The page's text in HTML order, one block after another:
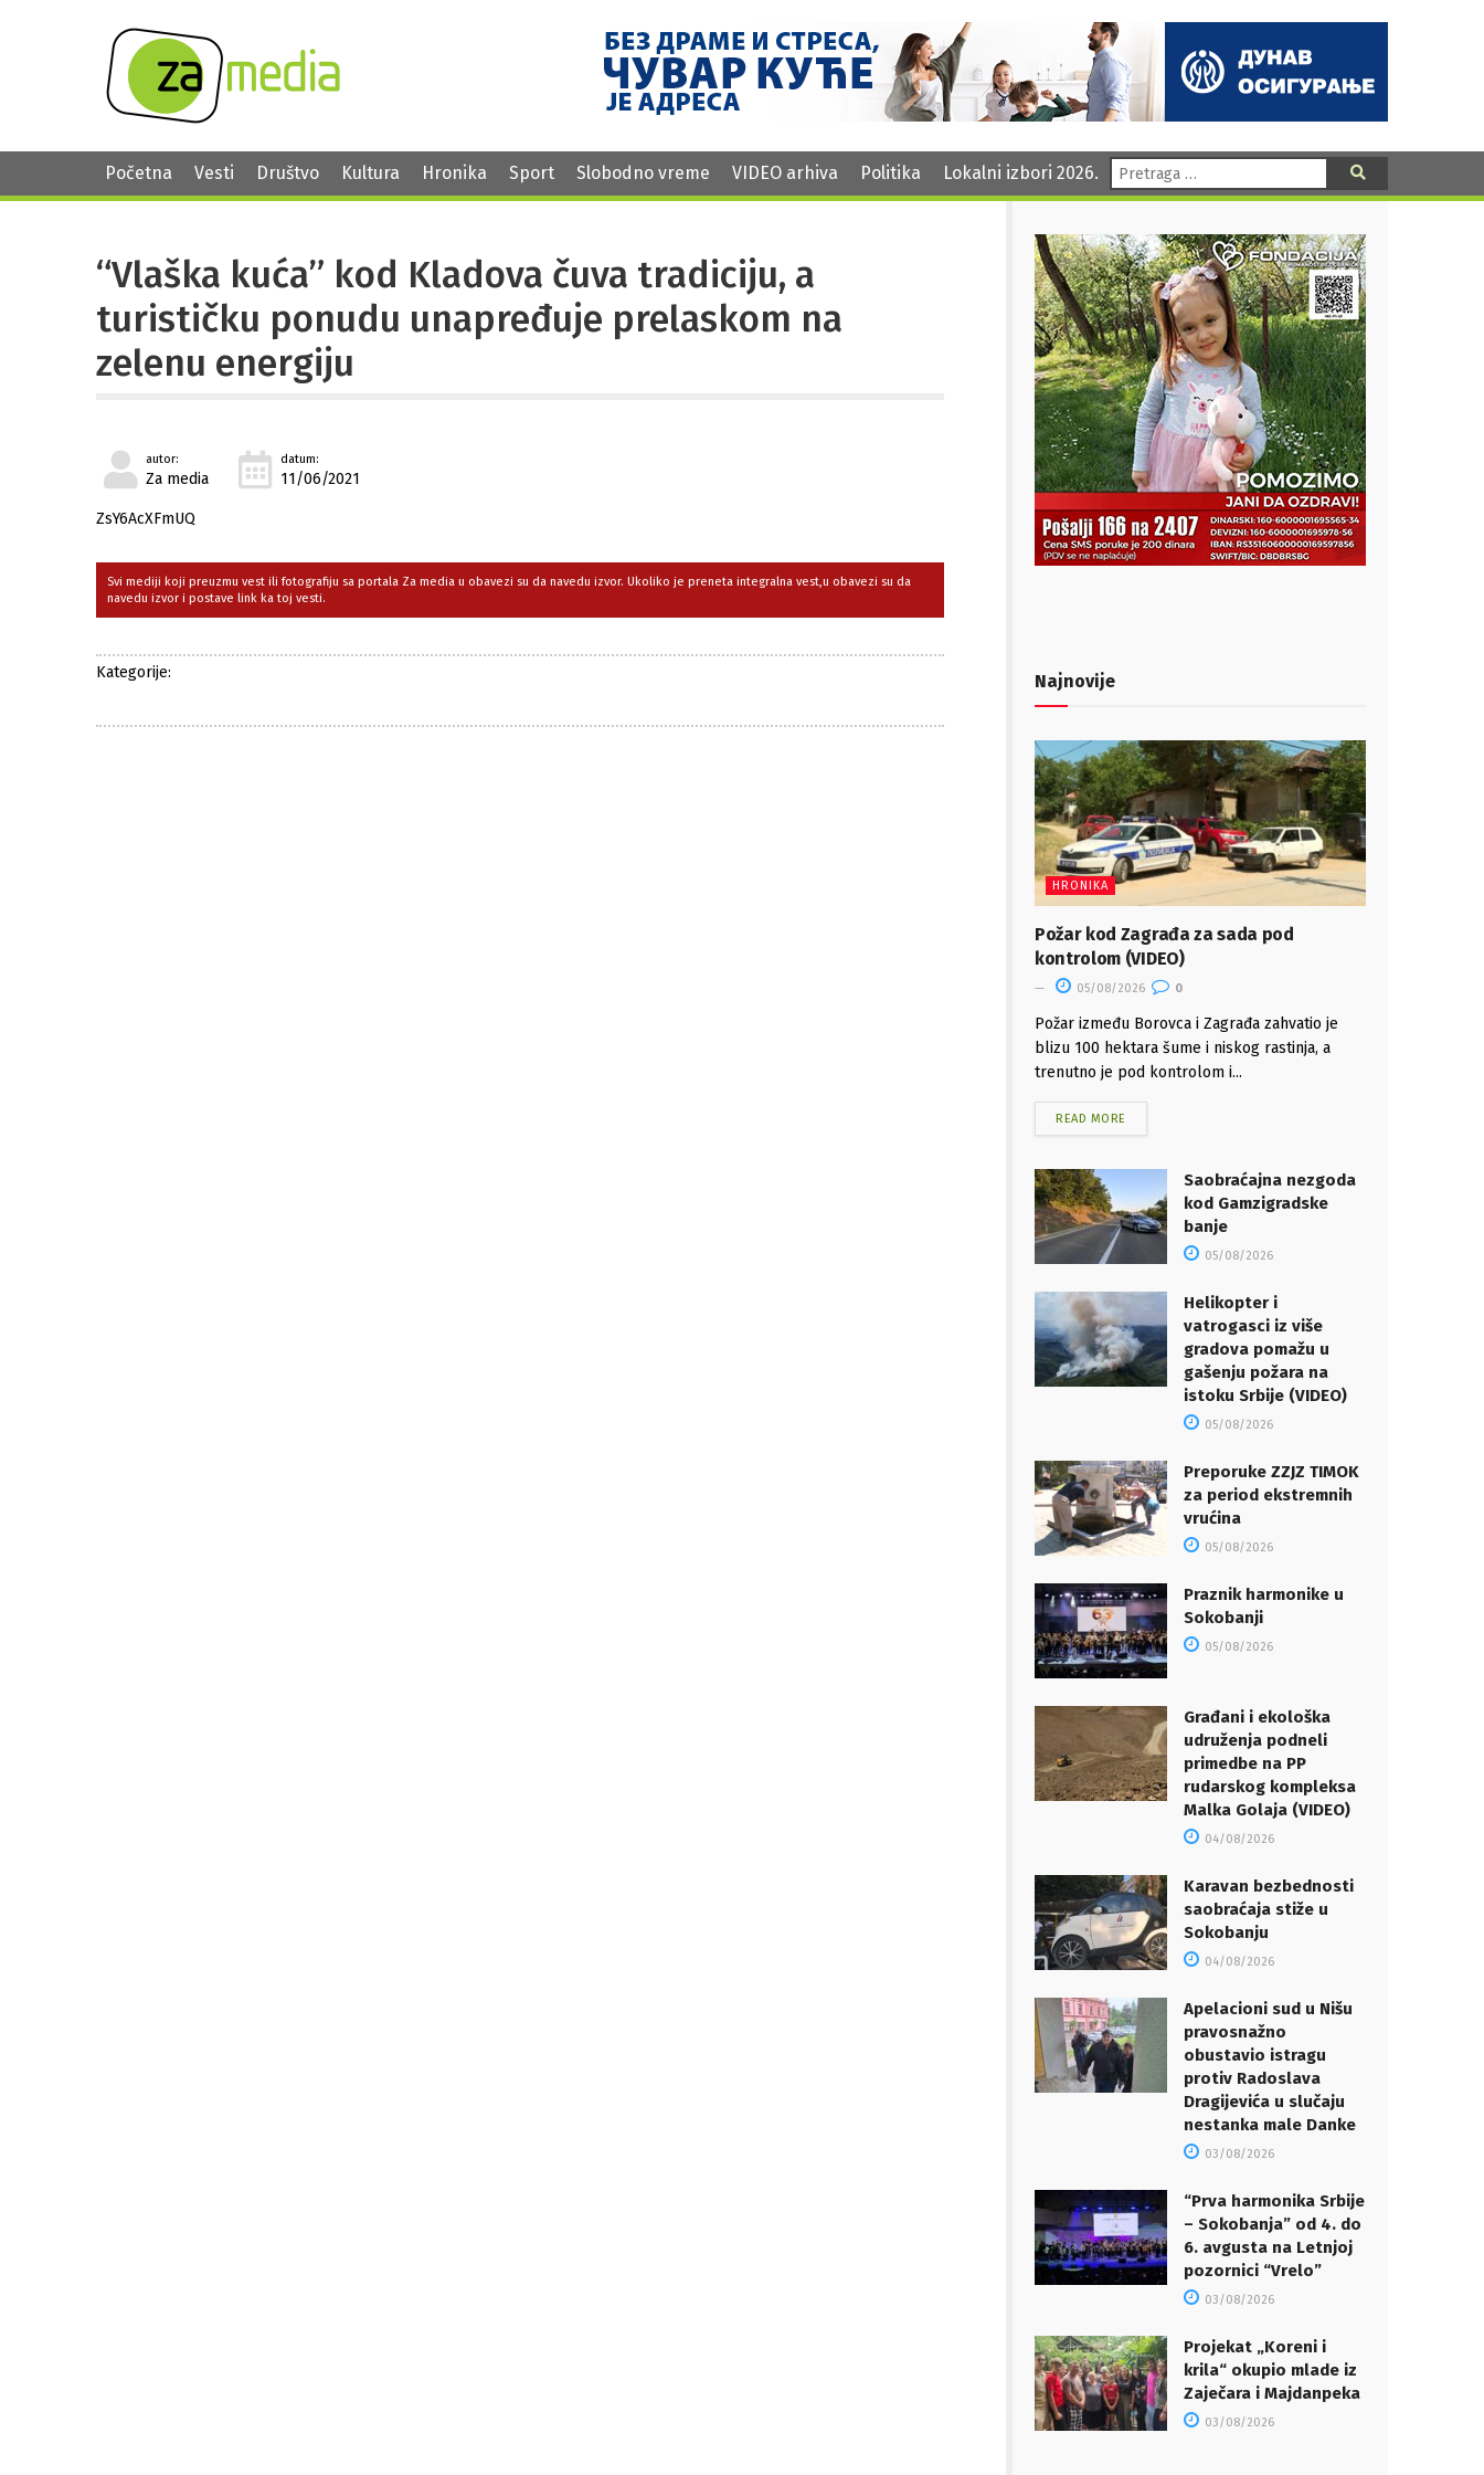
Početna Vesti Društvo Kultura Hronika Sport Slobodno vreme VIDEO arhiva Politika Lokalni izbori 2026. Pretraga:
“Vlaška kuća” kod Kladova čuva tradiciju, a
turističku ponudu unapređuje prelaskom na
zelenu energiju
autor:
Za media
datum:
11/06/2021
ZsY6AcXFmUQ
Svi mediji koji preuzmu vest ili fotografiju sa portala Za media u obavezi su da navedu izvor. Ukoliko je preneta integralna vest,u obavezi su da
navedu izvor i postave link ka toj vesti.
Kategorije: Najnovije
HRONIKA
Požar kod Zagrađa za sada pod
kontrolom (VIDEO)
05/08/2026 0
Požar između Borovca i Zagrađa zahvatio je
blizu 100 hektara šume i niskog rastinja, a
trenutno je pod kontrolom i...
READ MORE
Saobraćajna nezgoda
kod Gamzigradske
banje
05/08/2026
Helikopter i
vatrogasci iz više
gradova pomažu u
gašenju požara na
istoku Srbije (VIDEO)
05/08/2026
Preporuke ZZJZ TIMOK
za period ekstremnih
vrućina
05/08/2026
Praznik harmonike u
Sokobanji
05/08/2026
Građani i ekološka
udruženja podneli
primedbe na PP
rudarskog kompleksa
Malka Golaja (VIDEO)
04/08/2026
Karavan bezbednosti
saobraćaja stiže u
Sokobanju
04/08/2026
Apelacioni sud u Nišu
pravosnažno
obustavio istragu
protiv Radoslava
Dragijevića u slučaju
nestanka male Danke
03/08/2026
“Prva harmonika Srbije
– Sokobanja” od 4. do
6. avgusta na Letnjoj
pozornici “Vrelo”
03/08/2026
Projekat „Koreni i
krila“ okupio mlade iz
Zaječara i Majdanpeka
03/08/2026